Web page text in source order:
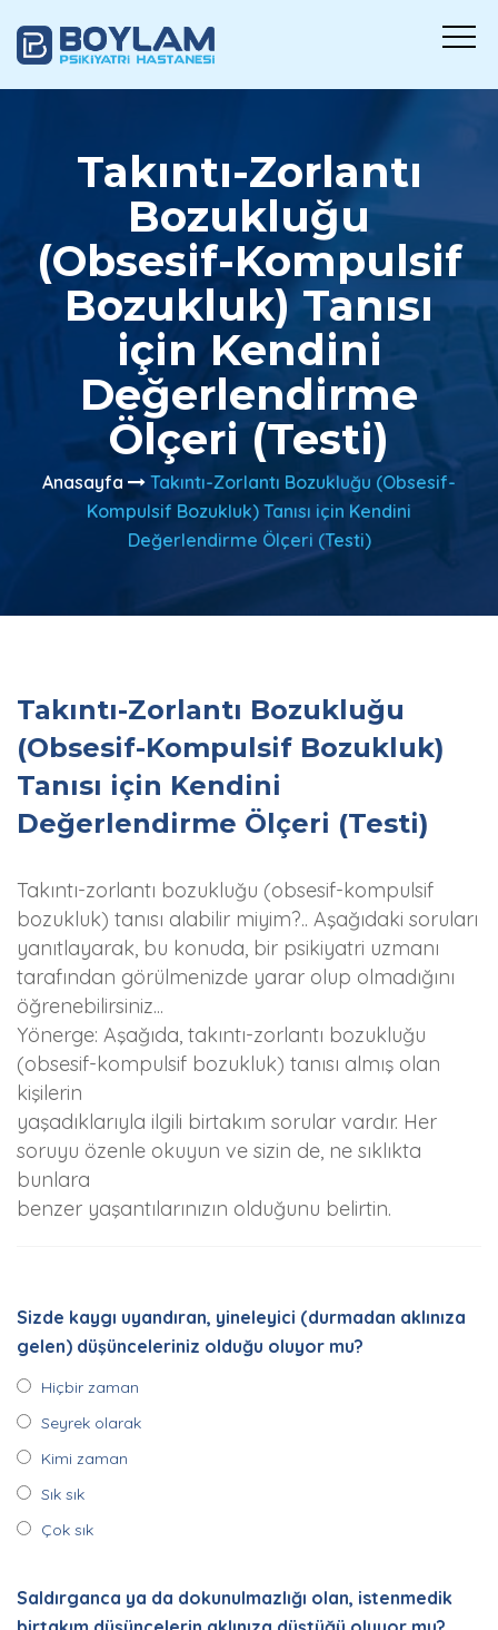
Takıntı-Zorlantı
Bozukluğu
(Obsesif-Kompulsif
Bozukluk) Tanısı
için Kendini
Değerlendirme
Ölçeri (Testi)
Anasayfa
Takıntı-Zorlantı Bozukluğu (Obsesif-
Kompulsif Bozukluk) Tanısı için Kendini
Değerlendirme Ölçeri (Testi)
Takıntı-Zorlantı Bozukluğu
(Obsesif-Kompulsif Bozukluk)
Tanısı için Kendini
Değerlendirme Ölçeri (Testi)
Takıntı-zorlantı bozukluğu (obsesif-kompulsif
bozukluk) tanısı alabilir miyim?.. Aşağıdaki soruları
yanıtlayarak, bu konuda, bir psikiyatri uzmanı
tarafından görülmenizde yarar olup olmadığını
öğrenebilirsiniz...
Yönerge: Aşağıda, takıntı-zorlantı bozukluğu
(obsesif-kompulsif bozukluk) tanısı almış olan
kişilerin
yaşadıklarıyla ilgili birtakım sorular vardır. Her
soruyu özenle okuyun ve sizin de, ne sıklıkta
bunlara
benzer yaşantılarınızın olduğunu belirtin.
Sizde kaygı uyandıran, yineleyici (durmadan aklınıza
gelen) düşünceleriniz olduğu oluyor mu?
Hiçbir zaman
Seyrek olarak
Kimi zaman
Sık sık
Çok sık
Saldırganca ya da dokunulmazlığı olan, istenmedik